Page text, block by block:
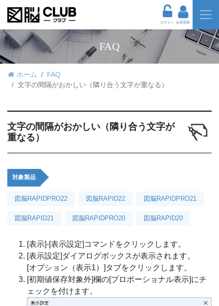
ログイン 会員登録
FAQ
ホーム
FAQ
文字の間隔がおかしい（隣り合う文字が重なる）
文字の間隔がおかしい（隣り合う文字が
重なる）
対象製品
図脳RAPIDPRO22 図脳RAPID22 図脳RAPIDPRO21
図脳RAPID21 図脳RAPIDPRO20 図脳RAPID20
[表示]-[表示設定]コマンドをクリックします。
[表示設定]ダイアログボックスが表示されます。
[オプション（表示1）]タブをクリックします。
[初期値保存対象外]欄の[プロポーショナル表示]にチ
ェックを付けます。